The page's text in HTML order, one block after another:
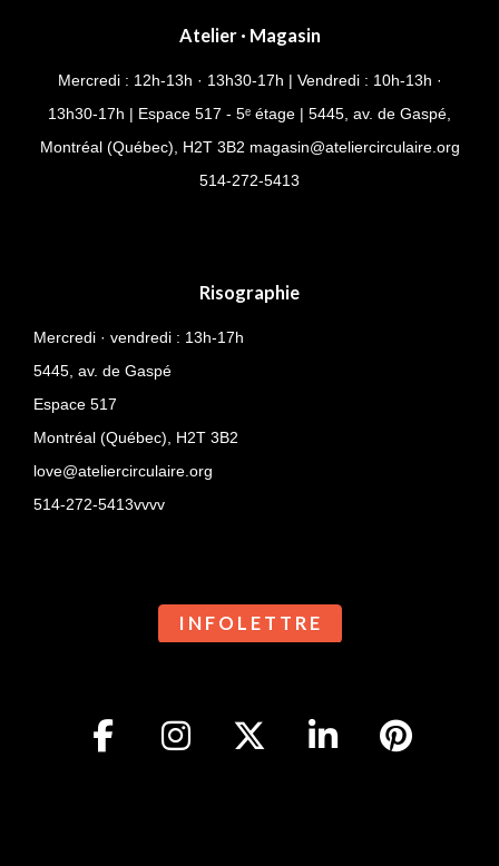
Atelier · Magasin
Mercredi : 12h-13h · 13h30-17h | Vendredi : 10h-13h ·
13h30-17h | Espace 517 - 5ᵉ étage | 5445, av. de Gaspé,
Montréal (Québec), H2T 3B2 magasin@ateliercirculaire.org
514-272-5413
Risographie
Mercredi · vendredi : 13h-17h
5445, av. de Gaspé
Espace 517
Montréal (Québec), H2T 3B2
love@ateliercirculaire.org
514-272-5413vvvv
I N F O L E T T R E